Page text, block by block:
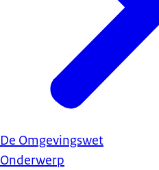
De Omgevingswet
Onderwerp